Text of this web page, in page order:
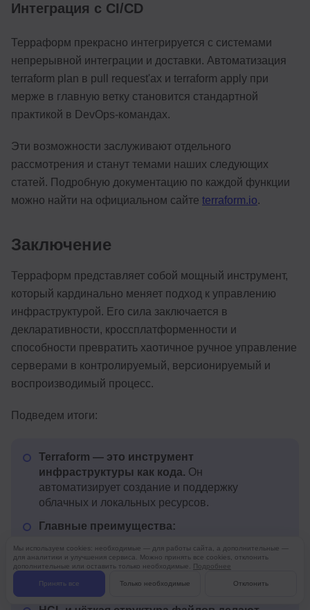
Интеграция с CI/CD
Терраформ прекрасно интегрируется с системами
непрерывной интеграции и доставки. Автоматизация
terraform plan в pull request'ах и terraform apply при
мерже в главную ветку становится стандартной
практикой в DevOps-командах.
Эти возможности заслуживают отдельного
рассмотрения и станут темами наших следующих
статей. Подробную документацию по каждой функции
можно найти на официальном сайте terraform.io.
Заключение
Терраформ представляет собой мощный инструмент,
который кардинально меняет подход к управлению
инфраструктурой. Его сила заключается в
декларативности, кроссплатформенности и
способности превратить хаотичное ручное управление
серверами в контролируемый, версионируемый и
воспроизводимый процесс.
Подведем итоги:
Terraform — это инструмент
инфраструктуры как кода. Он
автоматизирует создание и поддержку
облачных и локальных ресурсов.
Главные преимущества:
декларативность. Они упрощают
масштабирование и унифицируют процессы в
разных средах.
Мы используем cookies: необходимые — для работы сайта, а дополнительные —
для аналитики и улучшения сервиса. Можно принять все cookies, отклонить
дополнительные или оставить только необходимые. Подробнее
Принять все Только необходимые Отклонить